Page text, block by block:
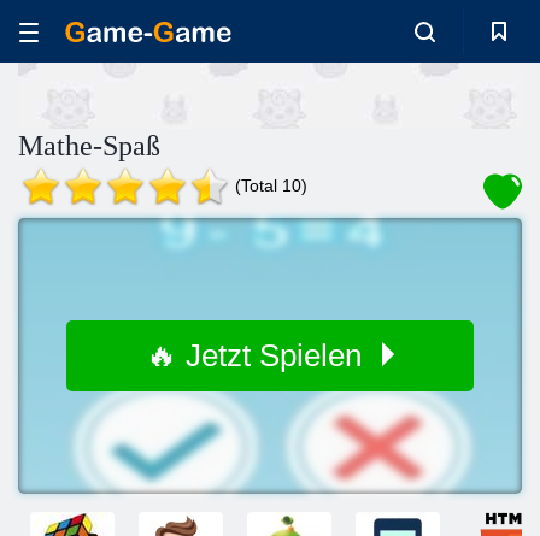
Mathe-Spaß
(Total 10)
🔥 Jetzt Spielen